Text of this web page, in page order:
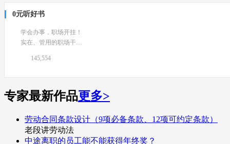
0元听好书
学会办事，职场开挂！
实在、管用的职场干货
145,554
专家最新作品更多>
劳动合同条款设计（9项必备条款、12项可约定条款）
老段讲劳动法
中途离职的员工能不能获得年终奖？